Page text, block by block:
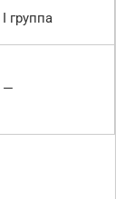
I группа
—